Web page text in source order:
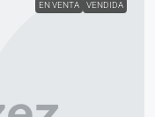
EN VENTA VENDIDA